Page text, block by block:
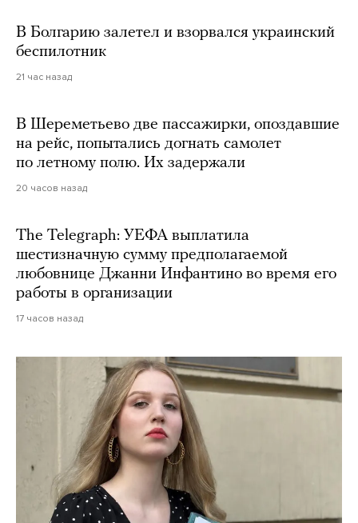
В Болгарию залетел и взорвался украинский
беспилотник
21 час назад
В Шереметьево две пассажирки, опоздавшие
на рейс, попытались догнать самолет
по летному полю. Их задержали
20 часов назад
The Telegraph: УЕФА выплатила
шестизначную сумму предполагаемой
любовнице Джанни Инфантино во время его
работы в организации
17 часов назад